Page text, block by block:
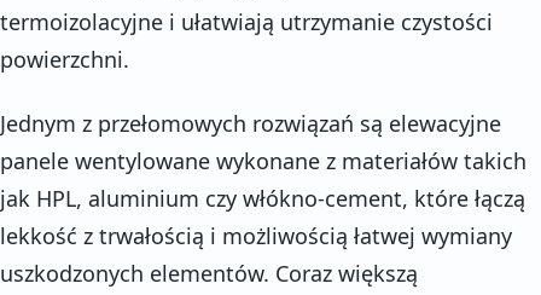
termoizolacyjne i ułatwiają utrzymanie czystości
powierzchni.
Jednym z przełomowych rozwiązań są elewacyjne
panele wentylowane wykonane z materiałów takich
jak HPL, aluminium czy włókno-cement, które łączą
lekkość z trwałością i możliwością łatwej wymiany
uszkodzonych elementów. Coraz większą